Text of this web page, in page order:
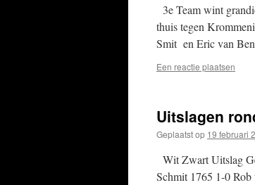
3e Team wint
thuis tegen
Smit en Eric van
Een reactie plaatsen
Uitslagen
Geplaatst op 19 februari
Wit Zwart Uitslag
Schmit 1765 1-0